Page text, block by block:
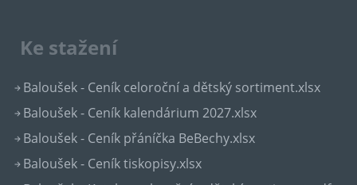
Ke stažení
Baloušek - Ceník celoroční a dětský sortiment.xlsx
Baloušek - Ceník kalendárium 2027.xlsx
Baloušek - Ceník přáníčka BeBechy.xlsx
Baloušek - Ceník tiskopisy.xlsx